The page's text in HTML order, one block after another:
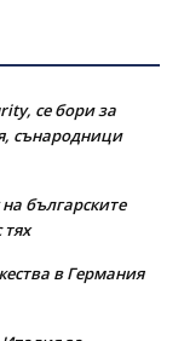
се бори за
сънародници
българските
в Германия